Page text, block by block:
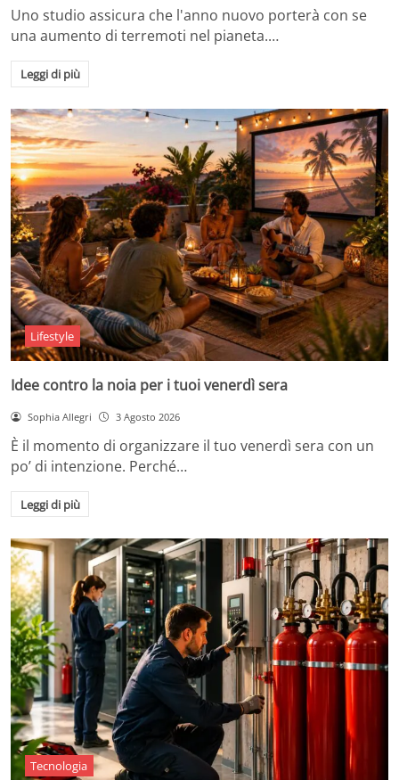
Uno studio assicura che l'anno nuovo porterà con se
una aumento di terremoti nel pianeta.…
Leggi di più
Lifestyle
Idee contro la noia per i tuoi venerdì sera
Sophia Allegri 3 Agosto 2026
È il momento di organizzare il tuo venerdì sera con un
po’ di intenzione. Perché…
Leggi di più
Tecnologia